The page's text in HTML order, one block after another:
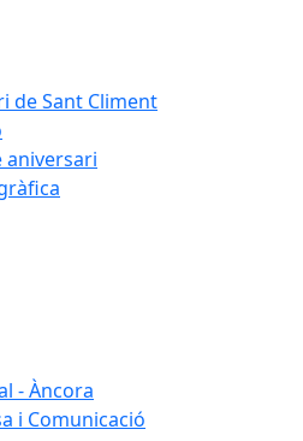
de Sant Climent
aniversari
- Àncora
i Comunicació